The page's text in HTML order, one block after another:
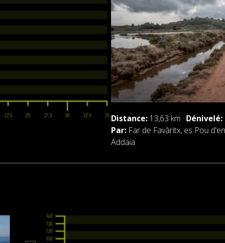
Distance: 13,63 km · Dénivelé:
Par: Far de Favàritx, es Pou
Addaia